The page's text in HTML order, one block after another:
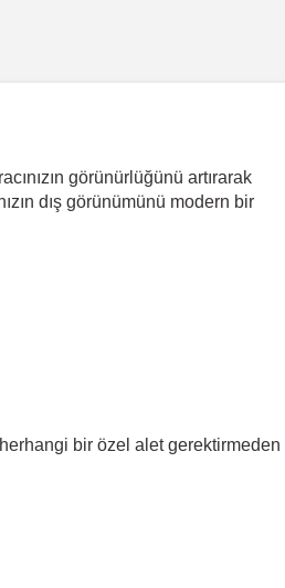
görünürlüğünü artırarak
dış görünümünü modern bir
bir özel alet gerektirmeden